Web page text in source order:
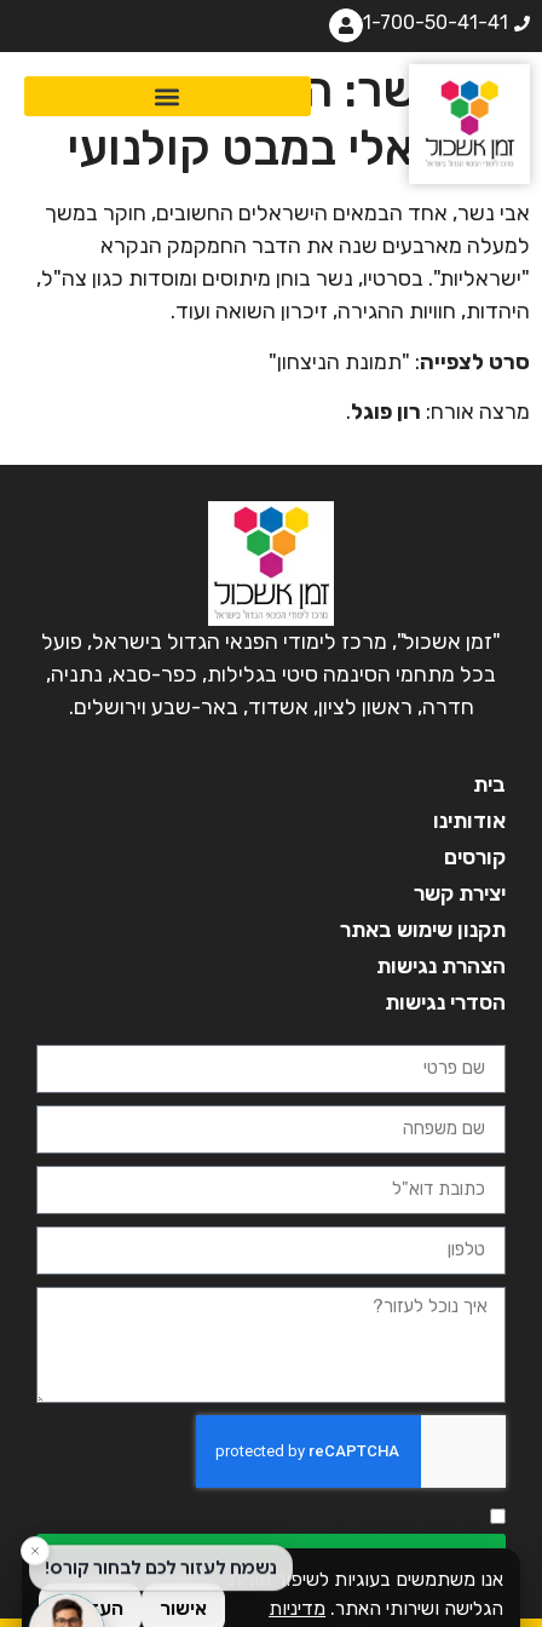
1-700-50-41-41
אבי נשר: האתוס
הישראלי במבט קולנועי
אבי נשר, אחד הבמאים הישראלים החשובים, חוקר במשך
למעלה מארבעים שנה את הדבר החמקמק הנקרא
"ישראליות". בסרטיו, נשר בוחן מיתוסים ומוסדות כגון צה"ל,
היהדות, חוויות ההגירה, זיכרון השואה ועוד.
סרט לצפייה: "תמונת הניצחון"
מרצה אורח: רון פוגל.
"זמן אשכול", מרכז לימודי הפנאי הגדול בישראל, פועל
בכל מתחמי הסינמה סיטי בגלילות, כפר-סבא, נתניה,
חדרה, ראשון לציון, אשדוד, באר-שבע וירושלים.
בית
אודותינו
קורסים
יצירת קשר
תקנון שימוש באתר
הצהרת נגישות
הסדרי נגישות
שליחה
אנו משתמשים בעוגיות לשיפור חוויית
הגלישה ושירותי האתר. מדיניות
אישור העדפות